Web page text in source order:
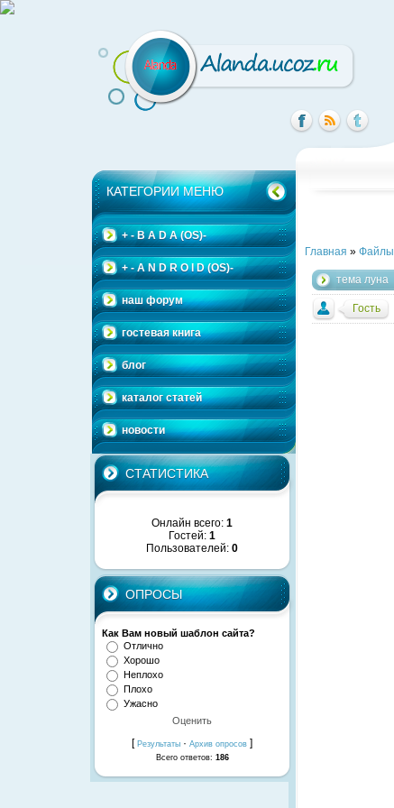
КАТЕГОРИИ МЕНЮ
+ - B A D A (OS)-
+ - A N D R O I D (OS)-
наш форум
гостевая книга
блог
каталог статей
новости
СТАТИСТИКА
Онлайн всего: 1
Гостей: 1
Пользователей: 0
ОПРОСЫ
Как Вам новый шаблон сайта?
Отлично
Хорошо
Неплохо
Плохо
Ужасно
[ Результаты · Архив опросов ]
Всего ответов: 186
Главная » Файлы
тема луна
Гость